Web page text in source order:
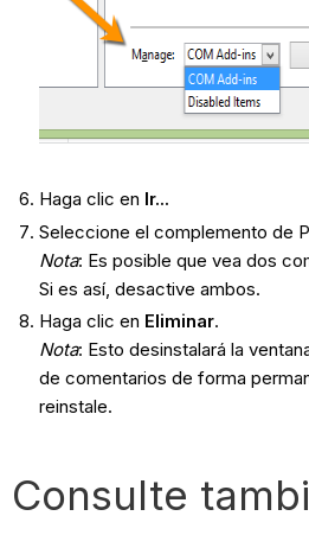
Haga clic en Ir...
Seleccione el complemento de
Nota: Es posible que vea dos
Si es así, desactive ambos.
Haga clic en Eliminar.
Nota: Esto desinstalará la
de comentarios de forma
reinstale.
Consulte